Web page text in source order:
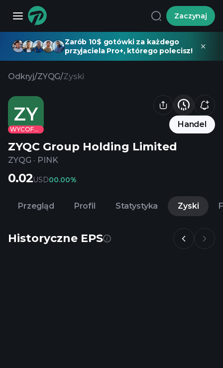
Zaczynaj
Zarób 10$ gotówki za każdego
przyjaciela Pro+, którego polecisz!
Odkryj/ZYQG/Zyski
ZY
WYCOFANE
Handel
ZYQC Group Holding Limited
ZYQG · PINK
0.02USD00.00%
Przegląd Profil Statystyka Zyski
Historyczne EPS